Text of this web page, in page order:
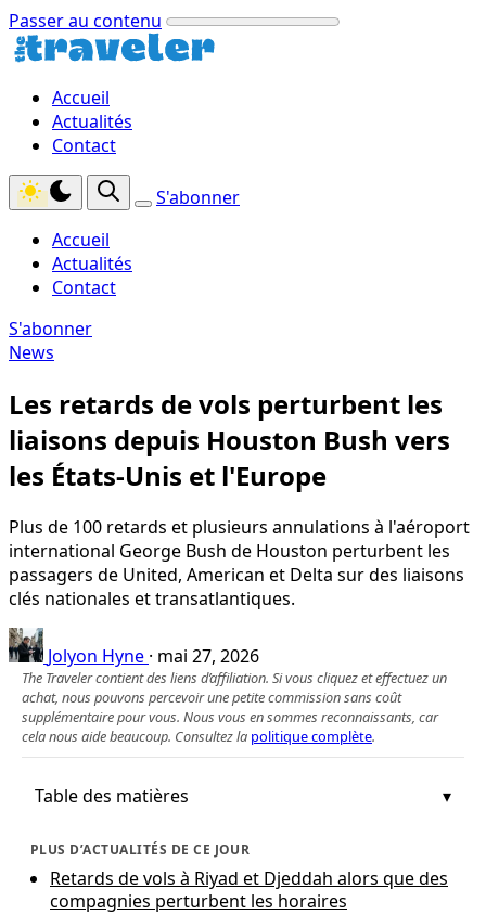
Passer au contenu
Accueil
Actualités
Contact
S'abonner
Accueil
Actualités
Contact
S'abonner
News
Les retards de vols perturbent les
liaisons depuis Houston Bush vers
les États-Unis et l'Europe
Plus de 100 retards et plusieurs annulations à l'aéroport
international George Bush de Houston perturbent les
passagers de United, American et Delta sur des liaisons
clés nationales et transatlantiques.
Jolyon Hyne · mai 27, 2026
The Traveler contient des liens d’affiliation. Si vous cliquez et effectuez un
achat, nous pouvons percevoir une petite commission sans coût
supplémentaire pour vous. Nous vous en sommes reconnaissants, car
cela nous aide beaucoup. Consultez la politique complète.
Table des matières
PLUS D’ACTUALITÉS DE CE JOUR
Retards de vols à Riyad et Djeddah alors que des
compagnies perturbent les horaires